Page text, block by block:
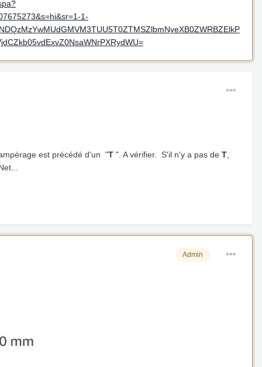
1-
est précédé d'un "T ". A vérifier. S'il n'y a pas de T,
Admin